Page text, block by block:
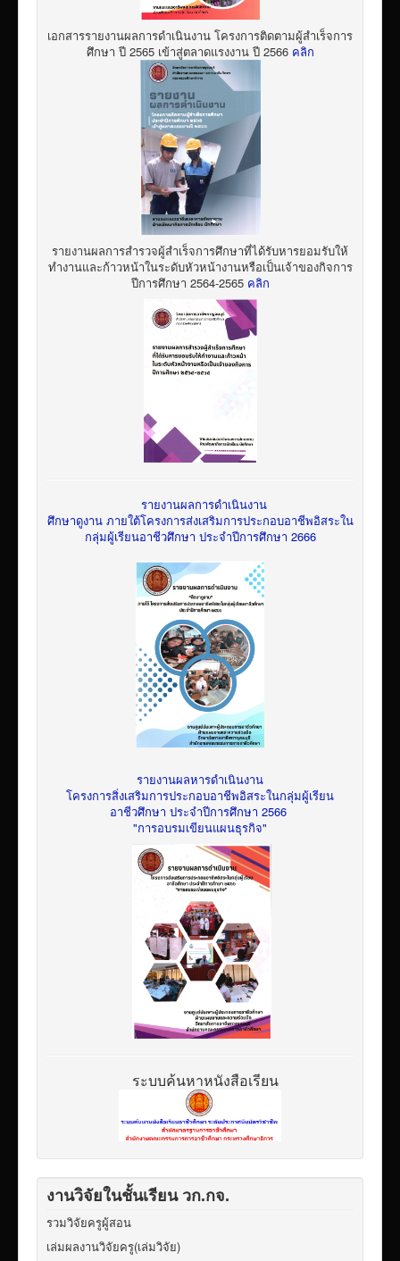
เอกสารรายงานผลการดำเนินงาน โครงการติดตามผู้สำเร็จการ
ศึกษา ปี 2565 เข้าสู่ตลาดแรงงาน ปี 2566 คลิก
รายงานผลการสำรวจผู้สำเร็จการศึกษาที่ได้รับหารยอมรับให้
ทำงานและก้าวหน้าในระดับหัวหน้างานหรือเป็นเจ้าของกิจการ
ปีการศึกษา 2564-2565 คลิก
รายงานผลการดำเนินงาน
ศึกษาดูงาน ภายใต้โครงการส่งเสริมการประกอบอาชีพอิสระใน
กลุ่มผู้เรียนอาชีวศึกษา ประจำปีการศึกษา 2666
รายงานผลหารดำเนินงาน
โครงการสิ่งเสริมการประกอบอาชีพอิสระในกลุ่มผู้เรียน
อาชีวศึกษา ประจำปีการศึกษา 2566
"การอบรมเขียนแผนธุรกิจ"
ระบบค้นหาหนังสือเรียน
งานวิจัยในชั้นเรียน วก.กจ.
รวมวิจัยครูผู้สอน
เล่มผลงานวิจัยครู(เล่มวิจัย)